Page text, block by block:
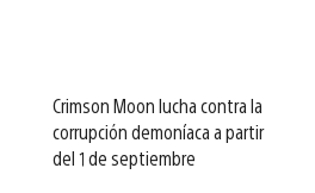
Crimson Moon lucha contra la
corrupción demoníaca a partir
del 1 de septiembre